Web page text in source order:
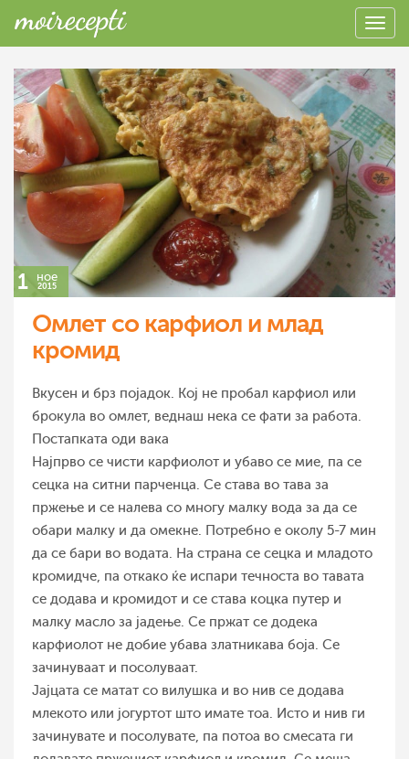
1 ное
2015
Омлет со карфиол и млад
кромид
Вкусен и брз појадок. Кој не пробал карфиол или
брокула во омлет, веднаш нека се фати за работа.
Постапката оди вака
Најпрво се чисти карфиолот и убаво се мие, па се
сецка на ситни парченца. Се става во тава за
пржење и се налева со многу малку вода за да се
обари малку и да омекне. Потребно е околу 5-7 мин
да се бари во водата. На страна се сецка и младото
кромидче, па откако ќе испари течноста во тавата
се додава и кромидот и се става коцка путер и
малку масло за јадење. Се пржат се додека
карфиолот не добие убава златникава боја. Се
зачинуваат и посолуваат.
Јајцата се матат со вилушка и во нив се додава
млекото или јогуртот што имате тоа. Исто и нив ги
зачинувате и посолувате, па потоа во смесата ги